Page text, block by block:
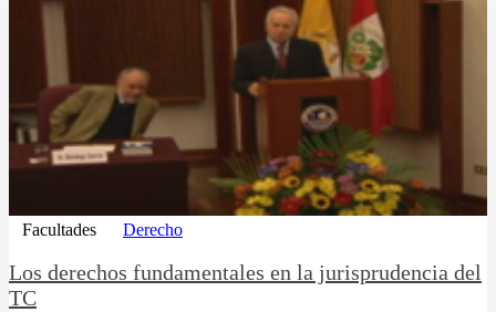
Facultades Derecho
Los derechos fundamentales en la jurisprudencia del
TC